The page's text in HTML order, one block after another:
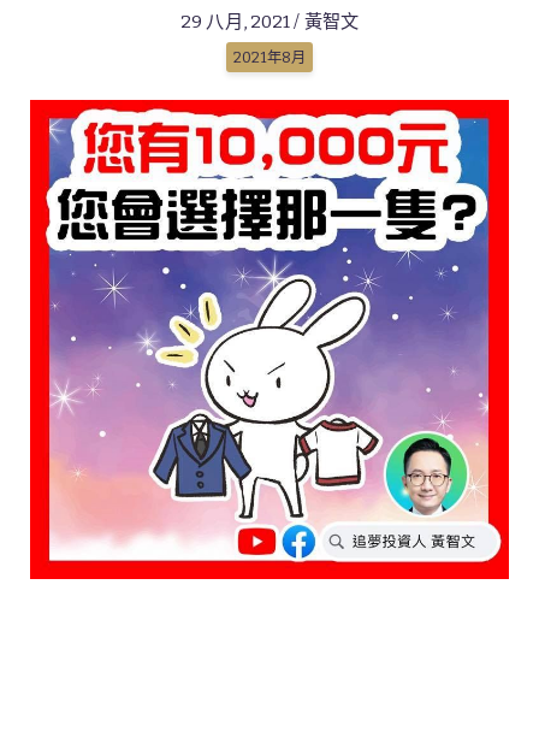
29 八月, 2021 / 黃智文
2021年8月